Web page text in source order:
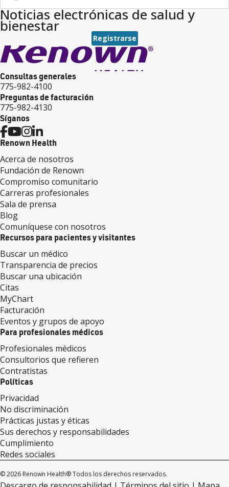
Noticias electrónicas de salud y
bienestar
Registrarse
Consultas generales
775-982-4100
Preguntas de facturación
775-982-4130
Síganos
Renown Health
Acerca de nosotros
Fundación de Renown
Compromiso comunitario
Carreras profesionales
Sala de prensa
Blog
Comuníquese con nosotros
Recursos para pacientes y visitantes
Buscar un médico
Transparencia de precios
Buscar una ubicación
Citas
MyChart
Facturación
Eventos y grupos de apoyo
Para profesionales médicos
Profesionales médicos
Consultorios que refieren
Contratistas
Políticas
Privacidad
No discriminación
Prácticas justas y éticas
Sus derechos y responsabilidades
Cumplimiento
Redes sociales
© 2026 Renown Health® Todos los derechos reservados.